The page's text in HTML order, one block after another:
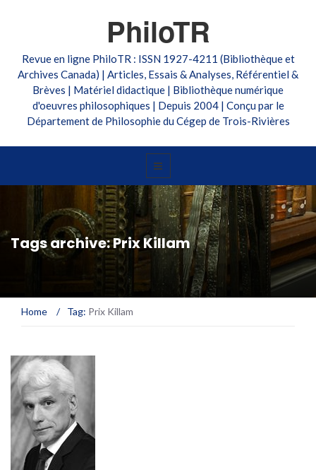
PhiloTR
Revue en ligne PhiloTR : ISSN 1927-4211 (Bibliothèque et
Archives Canada) | Articles, Essais & Analyses, Référentiel &
Brèves | Matériel didactique | Bibliothèque numérique
d'oeuvres philosophiques | Depuis 2004 | Conçu par le
Département de Philosophie du Cégep de Trois-Rivières
Tags archive: Prix Killam
Home / Tag: Prix Killam